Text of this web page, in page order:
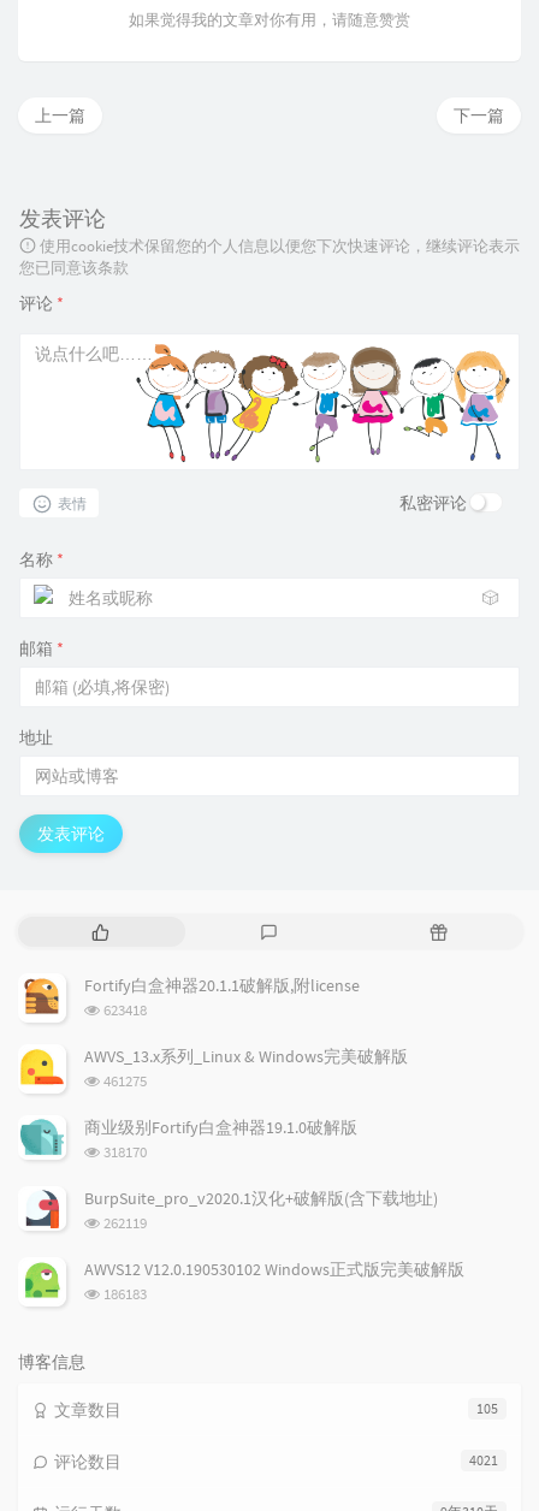
如果觉得我的文章对你有用，请随意赞赏
下一篇
上一篇
发表评论
使用cookie技术保留您的个人信息以便您下次快速评论，继续评论表示
您已同意该条款
评论 *
表情 私密评论
名称 *
🎲
邮箱 *
地址
发表评论
热
文
章
评
论
随
Fortify白盒神器20.1.1破解版,附license
浏
次
623418
AWVS_13.x系列_Linux & Windows完美破解版
浏
次
461275
商业级别Fortify白盒神器19.1.0破解版
浏
次
数:
318170
BurpSuite_pro_v2020.1汉化+破解版(含下载地址)
浏
次
262119
AWVS12 V12.0.190530102 Windows正式版完美破解版
浏
186183
博客信息
105
文章数目
4021
评论数目